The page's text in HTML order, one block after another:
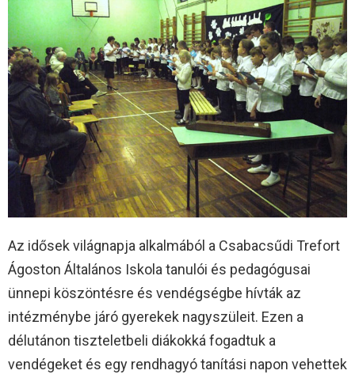
Az idősek világnapja alkalmából a Csabacsűdi Trefort
Ágoston Általános Iskola tanulói és pedagógusai
ünnepi köszöntésre és vendégségbe hívták az
intézménybe járó gyerekek nagyszüleit. Ezen a
délutánon tiszteletbeli diákokká fogadtuk a
vendégeket és egy rendhagyó tanítási napon vehettek